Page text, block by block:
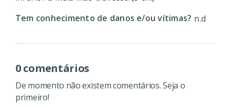
Tem conhecimento de danos e/ou vítimas? n.d
0 comentários
De momento não existem comentários. Seja o
primeiro!